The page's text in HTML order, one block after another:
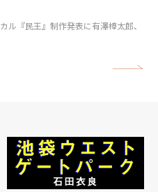
ル『民王』制作発表に有澤樟太郎、